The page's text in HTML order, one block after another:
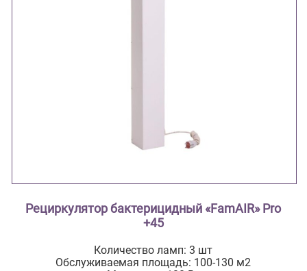
Рециркулятор бактерицидный «FamAIR» Pro
+45
Количество ламп: 3 шт
Обслуживаемая площадь: 100-130 м2